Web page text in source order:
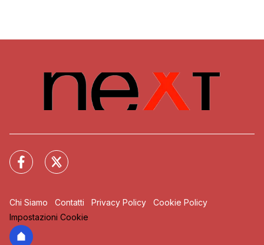
Chi Siamo Contatti Privacy Policy
Cookie Policy
Impostazioni Cookie